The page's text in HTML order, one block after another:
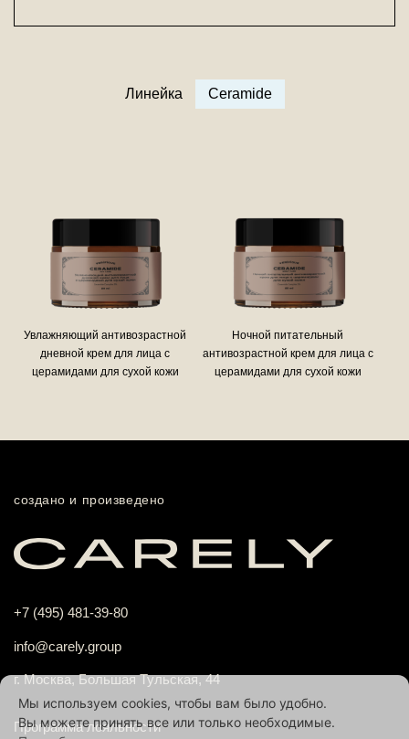
Линейка Ceramide
Увлажняющий антивозрастной
дневной крем для лица с
церамидами для сухой кожи
Ночной питательный
антивозрастной крем для лица с
церамидами для сухой кожи
создано и произведено
+7 (495) 481-39-80
info@carely.group
г. Москва, Большая Тульская, 44
Программа лояльности
Мы используем cookies, чтобы вам было удобно.
Вы можете принять все или только необходимые.